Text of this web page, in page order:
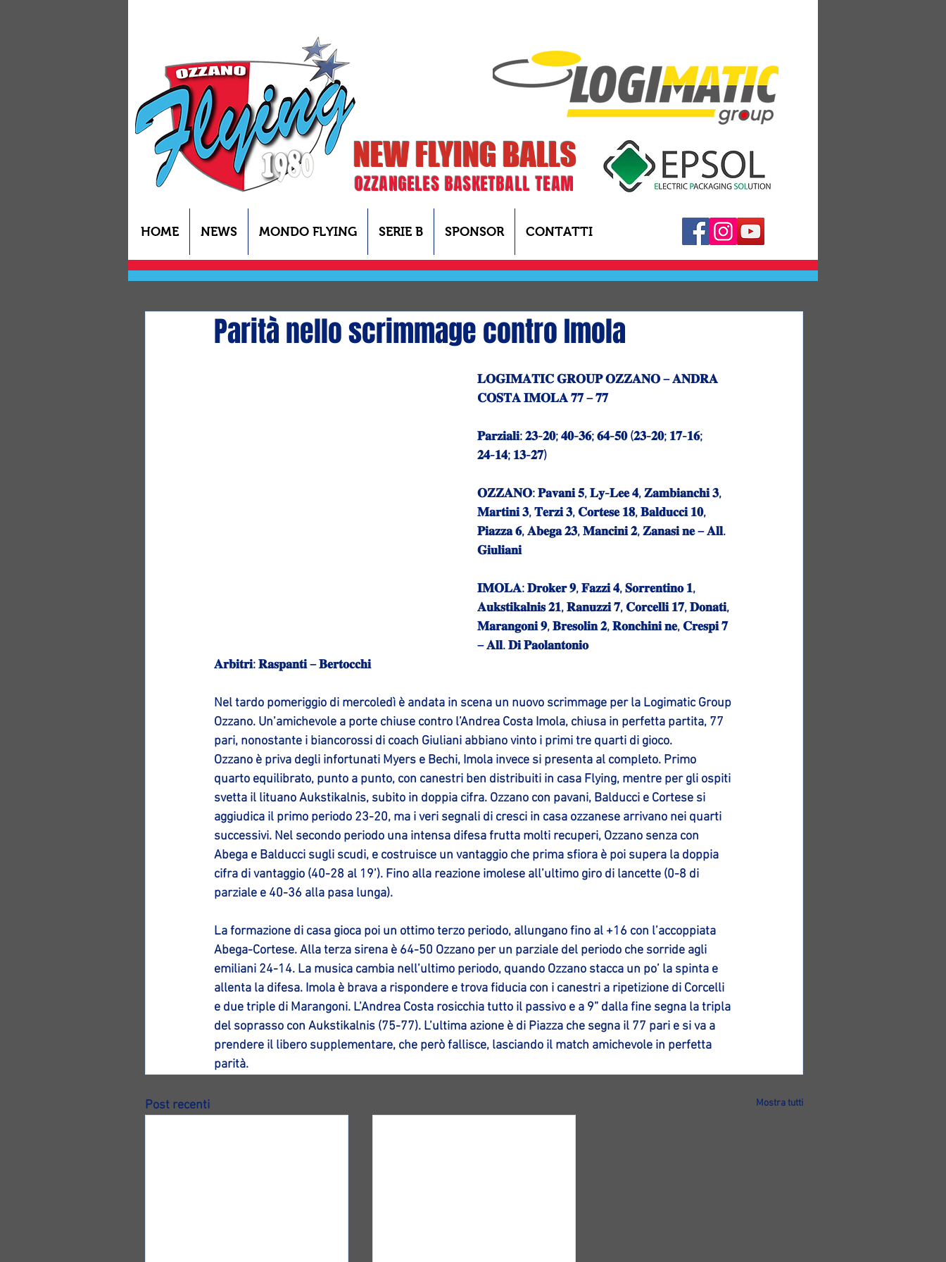
NEW FLYING BALLS
OZZANGELES BASKETBALL TEAM
HOME NEWS MONDO FLYING SERIE B SPONSOR CONTATTI
Parità nello scrimmage contro Imola
𝐋𝐎𝐆𝐈𝐌𝐀𝐓𝐈𝐂 𝐆𝐑𝐎𝐔𝐏 𝐎𝐙𝐙𝐀𝐍𝐎 – 𝐀𝐍𝐃𝐑𝐀
𝐂𝐎𝐒𝐓𝐀 𝐈𝐌𝐎𝐋𝐀 𝟕𝟕 – 𝟕𝟕
𝐏𝐚𝐫𝐳𝐢𝐚𝐥𝐢: 𝟐𝟑-𝟐𝟎; 𝟒𝟎-𝟑𝟔; 𝟔𝟒-𝟓𝟎 (𝟐𝟑-𝟐𝟎; 𝟏𝟕-𝟏𝟔;
𝟐𝟒-𝟏𝟒; 𝟏𝟑-𝟐𝟕)
𝐎𝐙𝐙𝐀𝐍𝐎: 𝐏𝐚𝐯𝐚𝐧𝐢 𝟓, 𝐋𝐲-𝐋𝐞𝐞 𝟒, 𝐙𝐚𝐦𝐛𝐢𝐚𝐧𝐜𝐡𝐢 𝟑,
𝐌𝐚𝐫𝐭𝐢𝐧𝐢 𝟑, 𝐓𝐞𝐫𝐳𝐢 𝟑, 𝐂𝐨𝐫𝐭𝐞𝐬𝐞 𝟏𝟖, 𝐁𝐚𝐥𝐝𝐮𝐜𝐜𝐢 𝟏𝟎,
𝐏𝐢𝐚𝐳𝐳𝐚 𝟔, 𝐀𝐛𝐞𝐠𝐚 𝟐𝟑, 𝐌𝐚𝐧𝐜𝐢𝐧𝐢 𝟐, 𝐙𝐚𝐧𝐚𝐬𝐢 𝐧𝐞 – 𝐀𝐥𝐥.
𝐆𝐢𝐮𝐥𝐢𝐚𝐧𝐢
𝐈𝐌𝐎𝐋𝐀: 𝐃𝐫𝐨𝐤𝐞𝐫 𝟗, 𝐅𝐚𝐳𝐳𝐢 𝟒, 𝐒𝐨𝐫𝐫𝐞𝐧𝐭𝐢𝐧𝐨 𝟏,
𝐀𝐮𝐤𝐬𝐭𝐢𝐤𝐚𝐥𝐧𝐢𝐬 𝟐𝟏, 𝐑𝐚𝐧𝐮𝐳𝐳𝐢 𝟕, 𝐂𝐨𝐫𝐜𝐞𝐥𝐥𝐢 𝟏𝟕, 𝐃𝐨𝐧𝐚𝐭𝐢,
𝐌𝐚𝐫𝐚𝐧𝐠𝐨𝐧𝐢 𝟗, 𝐁𝐫𝐞𝐬𝐨𝐥𝐢𝐧 𝟐, 𝐑𝐨𝐧𝐜𝐡𝐢𝐧𝐢 𝐧𝐞, 𝐂𝐫𝐞𝐬𝐩𝐢 𝟕
– 𝐀𝐥𝐥. 𝐃𝐢 𝐏𝐚𝐨𝐥𝐚𝐧𝐭𝐨𝐧𝐢𝐨
𝐀𝐫𝐛𝐢𝐭𝐫𝐢: 𝐑𝐚𝐬𝐩𝐚𝐧𝐭𝐢 – 𝐁𝐞𝐫𝐭𝐨𝐜𝐜𝐡𝐢
Nel tardo pomeriggio di mercoledì è andata in scena un nuovo scrimmage per la Logimatic Group
Ozzano. Un’amichevole a porte chiuse contro l’Andrea Costa Imola, chiusa in perfetta partita, 77
pari, nonostante i biancorossi di coach Giuliani abbiano vinto i primi tre quarti di gioco.
Ozzano è priva degli infortunati Myers e Bechi, Imola invece si presenta al completo. Primo
quarto equilibrato, punto a punto, con canestri ben distribuiti in casa Flying, mentre per gli ospiti
svetta il lituano Aukstikalnis, subito in doppia cifra. Ozzano con pavani, Balducci e Cortese si
aggiudica il primo periodo 23-20, ma i veri segnali di cresci in casa ozzanese arrivano nei quarti
successivi. Nel secondo periodo una intensa difesa frutta molti recuperi, Ozzano senza con
Abega e Balducci sugli scudi, e costruisce un vantaggio che prima sfiora è poi supera la doppia
cifra di vantaggio (40-28 al 19’). Fino alla reazione imolese all’ultimo giro di lancette (0-8 di
parziale e 40-36 alla pasa lunga).
La formazione di casa gioca poi un ottimo terzo periodo, allungano fino al +16 con l’accoppiata
Abega-Cortese. Alla terza sirena è 64-50 Ozzano per un parziale del periodo che sorride agli
emiliani 24-14. La musica cambia nell’ultimo periodo, quando Ozzano stacca un po’ la spinta e
allenta la difesa. Imola è brava a rispondere e trova fiducia con i canestri a ripetizione di Corcelli
e due triple di Marangoni. L’Andrea Costa rosicchia tutto il passivo e a 9” dalla fine segna la tripla
del soprasso con Aukstikalnis (75-77). L’ultima azione è di Piazza che segna il 77 pari e si va a
prendere il libero supplementare, che però fallisce, lasciando il match amichevole in perfetta
parità.
Post recenti Mostra tutti